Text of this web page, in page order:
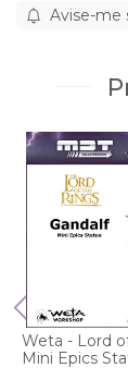
Avise-me
Weta - Lord
Mini Epics